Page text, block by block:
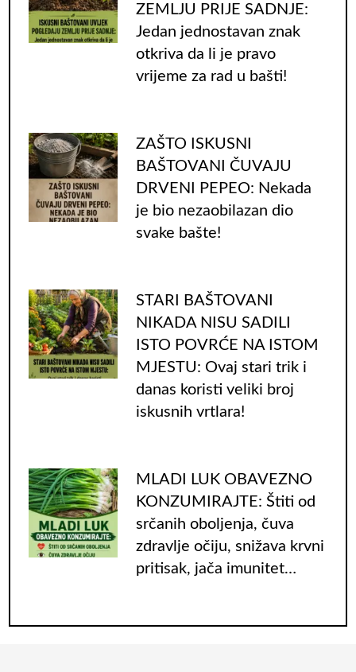
ZEMLJU PRIJE SADNJE:
Jedan jednostavan znak
otkriva da li je pravo
vrijeme za rad u bašti!
ZAŠTO ISKUSNI
BAŠTOVANI ČUVAJU
DRVENI PEPEO: Nekada
je bio nezaobilazan dio
svake bašte!
STARI BAŠTOVANI
NIKADA NISU SADILI
ISTO POVRĆE NA ISTOM
MJESTU: Ovaj stari trik i
danas koristi veliki broj
iskusnih vrtlara!
MLADI LUK OBAVEZNO
KONZUMIRAJTE: Štiti od
srčanih oboljenja, čuva
zdravlje očiju, snižava krvni
pritisak, jača imunitet…